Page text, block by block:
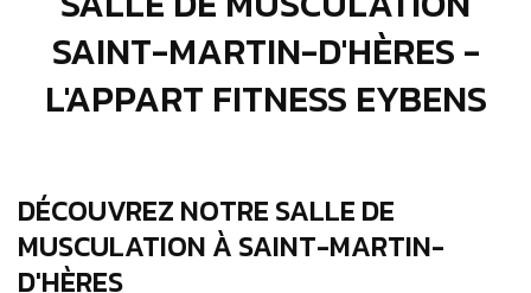
SAINT-MARTIN-D'HÈRES -
L'APPART FITNESS EYBENS
DÉCOUVREZ NOTRE SALLE DE
MUSCULATION À SAINT-MARTIN-
D'HÈRES